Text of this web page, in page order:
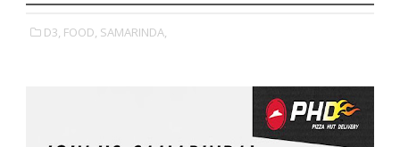
D3, FOOD, SAMARINDA,